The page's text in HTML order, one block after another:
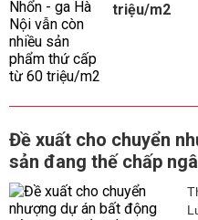
triệu/m2
Đề xuất cho chuyển
sản đang thế chấp